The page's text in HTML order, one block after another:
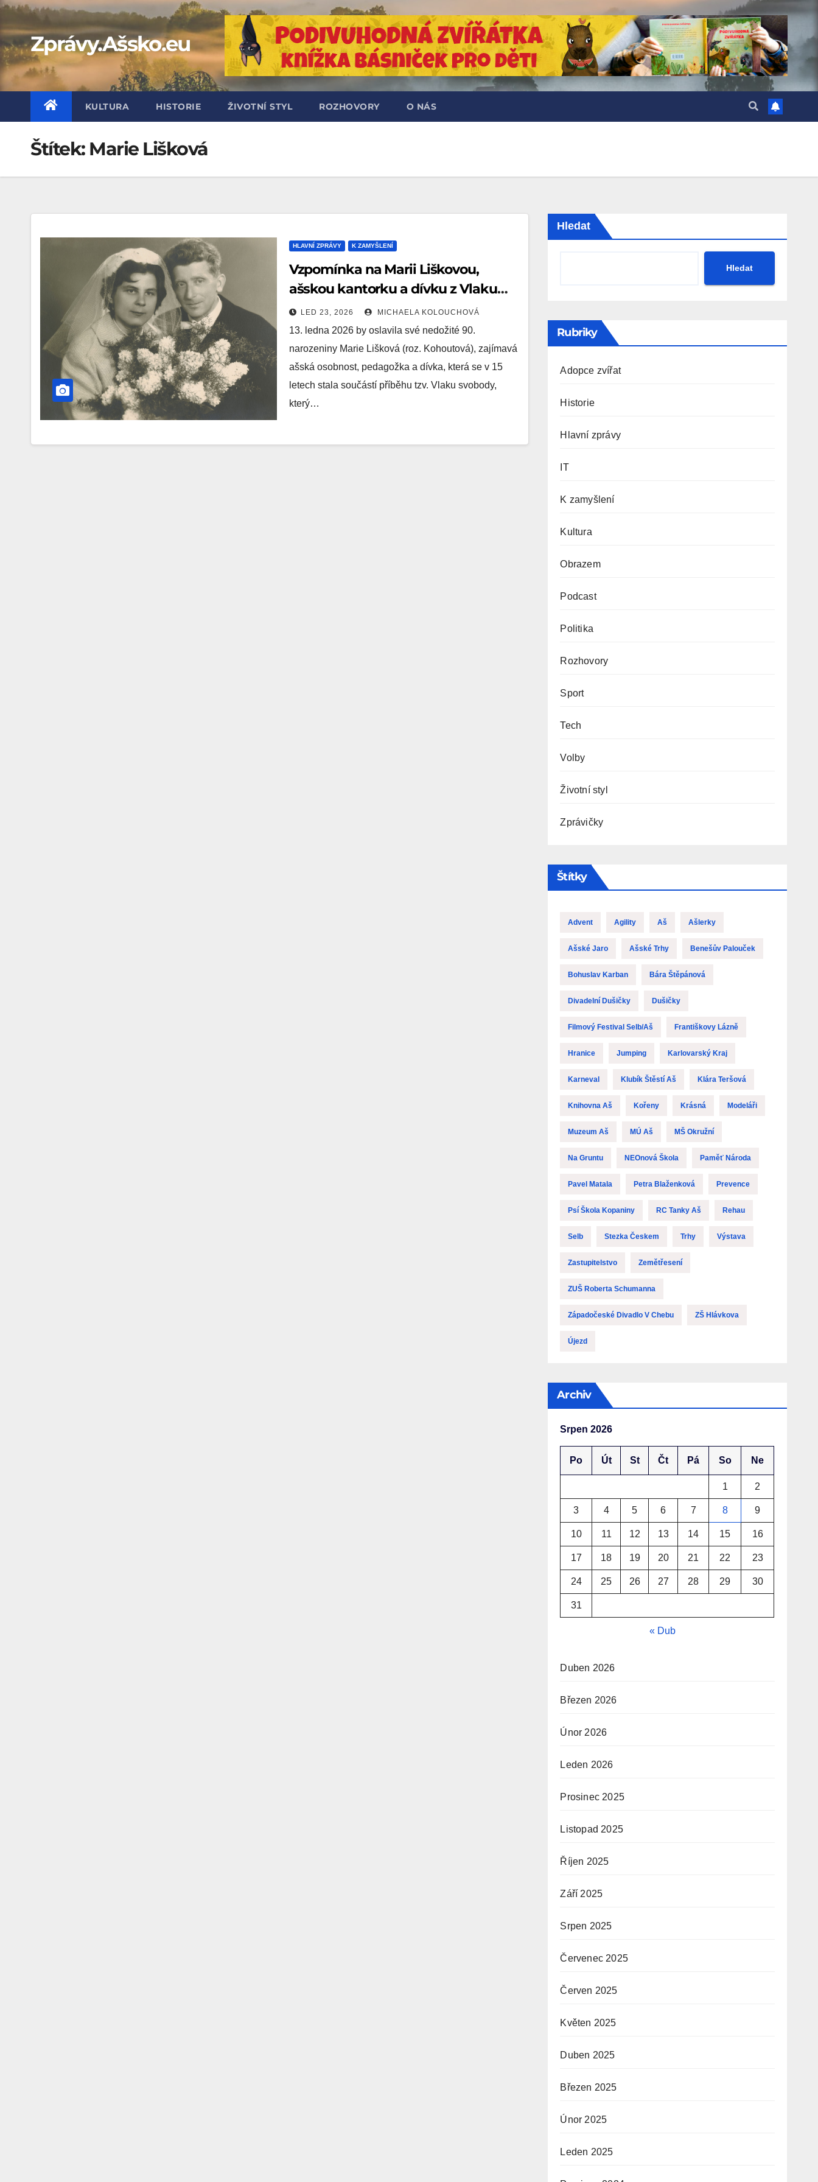
Skip
contentZprávy.Ašsko.eu
KULTURA HISTORIE ŽIVOTNÍ STYL ROZHOVORY O NÁS
Štítek: Marie Lišková
HLAVNÍ ZPRÁVY K ZAMYŠLENÍ
Vzpomínka na Marii Liškovou,
ašskou kantorku a dívku z Vlaku
svobody
LED 23, 2026 MICHAELA KOLOUCHOVÁ
13. ledna 2026 by oslavila své nedožité 90.
narozeniny Marie Lišková (roz. Kohoutová), zajímavá
ašská osobnost, pedagožka a dívka, která se v 15
letech stala součástí příběhu tzv. Vlaku svobody,
který…
Hledat
Hledat
Rubriky
Adopce zvířat
Historie
Hlavní zprávy
IT
K zamyšlení
Kultura
Obrazem
Podcast
Politika
Rozhovory
Sport
Tech
Volby
Životní styl
Zprávičky
Štítky
Advent Agility Aš Ašlerky
Ašské Jaro Ašské Trhy Benešův Palouček
Bohuslav Karban Bára Štěpánová
Divadelní Dušičky Dušičky
Filmový Festival Selb/Aš Františkovy Lázně
Hranice Jumping Karlovarský Kraj
Karneval Klubík Štěstí Aš Klára Teršová
Knihovna Aš Kořeny Krásná Modeláři
Muzeum Aš MÚ Aš MŠ Okružní
Na Gruntu NEOnová Škola Paměť Národa
Pavel Matala Petra Blaženková Prevence
Psí Škola Kopaniny RC Tanky Aš Rehau
Selb Stezka Českem Trhy Výstava
Zastupitelstvo Zemětřesení
ZUŠ Roberta Schumanna
Západočeské Divadlo V Chebu ZŠ Hlávkova
Újezd
Archiv
Srpen 2026
Po Út St Čt Pá So Ne
1 2
3 4 5 6 7 8 9
10 11 12 13 14 15 16
17 18 19 20 21 22 23
24 25 26 27 28 29 30
31
« Dub
Duben 2026
Březen 2026
Únor 2026
Leden 2026
Prosinec 2025
Listopad 2025
Říjen 2025
Září 2025
Srpen 2025
Červenec 2025
Červen 2025
Květen 2025
Duben 2025
Březen 2025
Únor 2025
Leden 2025